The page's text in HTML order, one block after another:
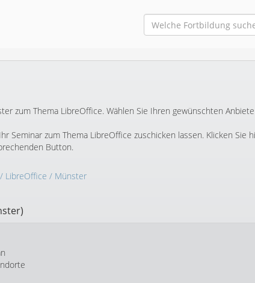
zum Thema LibreOffice. Wählen Sie Ihren gewünschten
Seminar zum Thema LibreOffice zuschicken lassen. Klicken Sie
Button.
/ LibreOffice / Münster